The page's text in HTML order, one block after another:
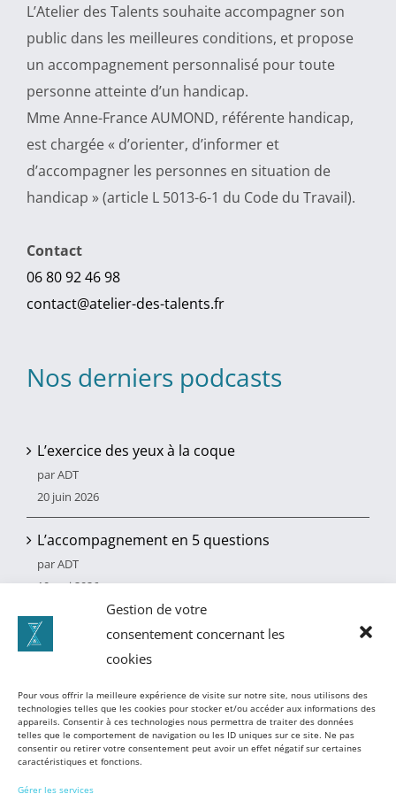
Gestion de votre
consentement concernant les
cookies
Pour vous offrir la meilleure expérience de visite sur notre site, nous utilisons des
technologies telles que les cookies pour stocker et/ou accéder aux informations des
appareils. Consentir à ces technologies nous permettra de traiter des données
telles que le comportement de navigation ou les ID uniques sur ce site. Ne pas
consentir ou retirer votre consentement peut avoir un effet négatif sur certaines
caractéristiques et fonctions.
Gérer les services
L’Atelier des Talents souhaite accompagner son
public dans les meilleures conditions, et propose
un accompagnement personnalisé pour toute
personne atteinte d’un handicap.
Mme Anne-France AUMOND, référente handicap,
est chargée « d’orienter, d’informer et
d’accompagner les personnes en situation de
handicap » (article L 5013-6-1 du Code du Travail).
Contact
06 80 92 46 98
contact@atelier-des-talents.fr
Nos derniers podcasts
L’exercice des yeux à la coque
par ADT
20 juin 2026
L’accompagnement en 5 questions
par ADT
10 mai 2026
Le bilan de compétences